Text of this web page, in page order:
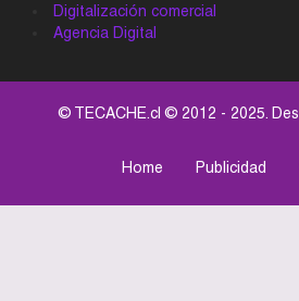
Digitalización comercial
Agencia Digital
© TECACHE.cl © 2012 - 2025.
Home Publicidad